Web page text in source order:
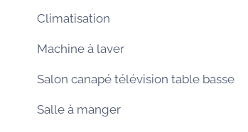
Climatisation
Machine à laver
Salon canapé télévision table basse
Salle à manger